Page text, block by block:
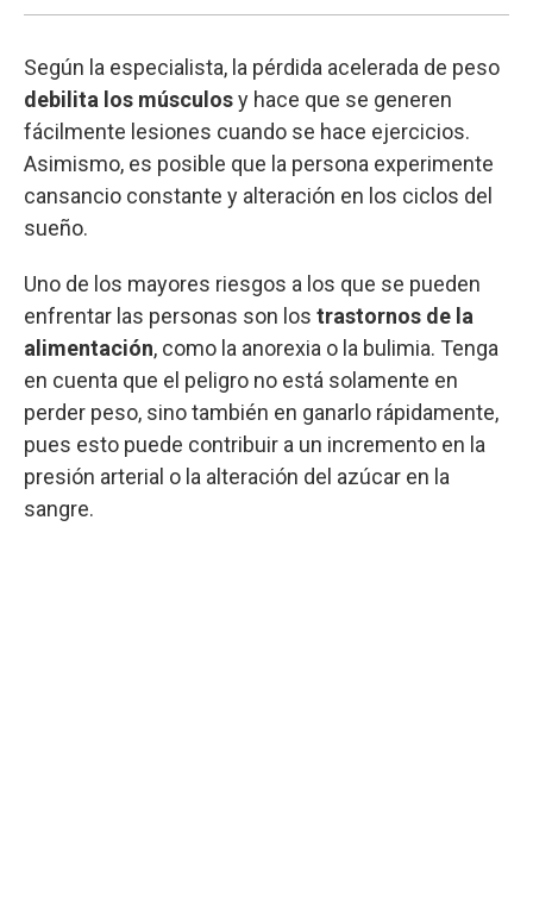
Según la especialista, la pérdida acelerada de peso
debilita los músculosy hace que se generen
fácilmente lesiones cuando se hace ejercicios.
Asimismo, es posible que la persona experimente
cansancio constante y alteración en los ciclos del
sueño.
Uno de los mayores riesgos a los que se pueden
enfrentar las personas son los trastornos de la
alimentación, como la anorexia o la bulimia. Tenga
en cuenta que el peligro no está solamente en
perder peso, sino también en ganarlo rápidamente,
pues esto puede contribuir a un incremento en la
presión arterial o la alteración del azúcar en la
sangre.